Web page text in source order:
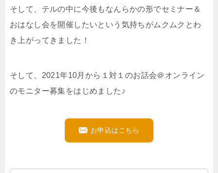
そして、テルの中に今後もなんらかの形でセミナー＆
おはなし会を開催したいという気持ちがムクムクとわ
き上がってきました！
そして、2021年10月から１対１のお話会＠オンライン
のモニター募集をはじめました♪
お申込はこちら